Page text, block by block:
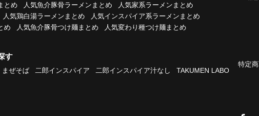
とめ
人気魚介豚骨ラーメンまとめ
人気家系ラーメンまとめ
人気鶏白湯ラーメンまとめ
人気インスパイア系ラーメンまとめ
め
人気魚介豚骨つけ麺まとめ 人気変わり種つけ麺まとめ
す
まぜそば 二郎インスパイア 二郎インスパイア汁なし
TAKUMEN LABO
特定